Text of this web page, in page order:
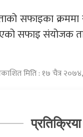
सफाइका
सफाइ संयोजक
मिति : १७ चैत्र
प्रतिक्रिया